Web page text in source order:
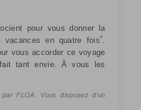
pour vous donner la
vacances en quatre fois*.
vous accorder ce voyage
tant envie. À vous les
FLOA. Vous disposez d’un